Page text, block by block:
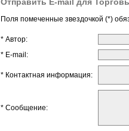
Поля помеченные звездочкой (*)
* Автор:
* E-mail:
* Контактная информация:
* Сообщение: